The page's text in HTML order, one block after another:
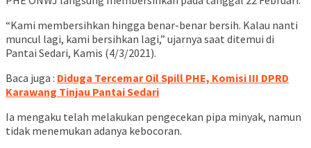
“Kami membersihkan hingga benar-benar bersih. Kalau nanti
muncul lagi, kami bersihkan lagi,” ujarnya saat ditemui di
Pantai Sedari, Kamis (4/3/2021).
Baca juga : Diduga Tercemar Oil Spill PHE, Komisi III DPRD
Karawang Tinjau Pantai Sedari
Ia mengaku telah melakukan pengecekan pipa minyak, namun
tidak menemukan adanya kebocoran.